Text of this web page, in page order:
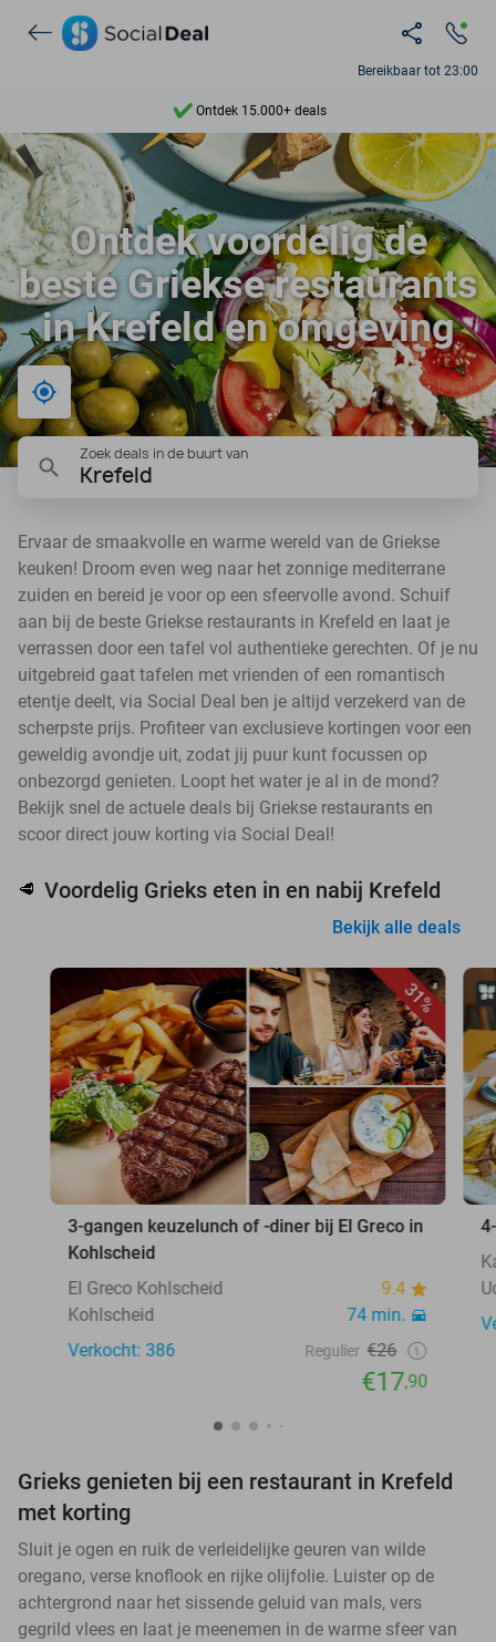
Bereikbaar tot 23:00
Ontdek 15.000+ deals
7 dagen per week beschikbaar
10+ miljoen leden
9,4
Ontdek 15.000+ deals
Ontdek voordelig de
beste Griekse restaurants
in Krefeld en omgeving
Bij mij in de buurt
Zoek deals in de buurt van
Krefeld
Ervaar de smaakvolle en warme wereld van de Griekse
keuken! Droom even weg naar het zonnige mediterrane
zuiden en bereid je voor op een sfeervolle avond. Schuif
aan bij de beste Griekse restaurants in Krefeld en laat je
verrassen door een tafel vol authentieke gerechten. Of je nu
uitgebreid gaat tafelen met vrienden of een romantisch
etentje deelt, via Social Deal ben je altijd verzekerd van de
scherpste prijs. Profiteer van exclusieve kortingen voor een
geweldig avondje uit, zodat jij puur kunt focussen op
onbezorgd genieten. Loopt het water je al in de mond?
Bekijk snel de actuele deals bij Griekse restaurants en
scoor direct jouw korting via Social Deal!
🥩 Voordelig Grieks eten in en nabij Krefeld
Bekijk alle deals
31%
3-gangen keuzelunch of -diner bij El Greco in
Kohlscheid
El Greco Kohlscheid
9.4
Kohlscheid
74 min.
Verkocht: 386
Regulier €26
€17,90
Grieks genieten bij een restaurant in Krefeld
met korting
Sluit je ogen en ruik de verleidelijke geuren van wilde
oregano, verse knoflook en rijke olijfolie. Luister op de
achtergrond naar het sissende geluid van mals, vers
gegrild vlees en laat je meenemen in de warme sfeer van